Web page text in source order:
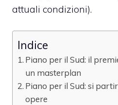
attuali condizioni).
Indice
Piano per il Sud: il
un masterplan
Piano per il Sud: si
opere